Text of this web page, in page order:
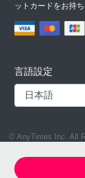
ットカードをお持
言語設定
© AnyTimes Inc. All